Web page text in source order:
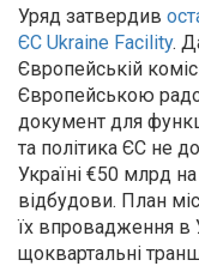
Уряд затвердив
ЄС Ukraine Facility.
Європейській
Європейською
документ для
та політика ЄС не
Україні €50 млрд
відбудови. План
їх впровадження в
щоквартальні